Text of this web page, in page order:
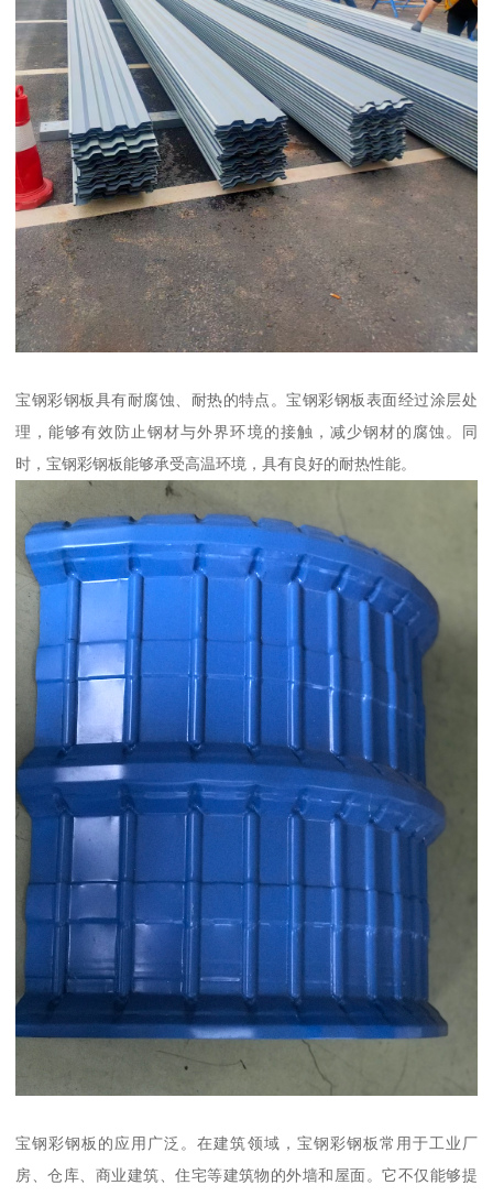
宝钢彩钢板具有耐腐蚀、耐热的特点。宝钢彩钢板表面经过涂层处
理，能够有效防止钢材与外界环境的接触，减少钢材的腐蚀。同
时，宝钢彩钢板能够承受高温环境，具有良好的耐热性能。
宝钢彩钢板的应用广泛。在建筑领域，宝钢彩钢板常用于工业厂
房、仓库、商业建筑、住宅等建筑物的外墙和屋面。它不仅能够提